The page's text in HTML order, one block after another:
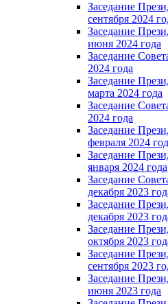
Заседание
сентября 2024
Заседание
июня 2024 года
Заседание
2024 года
Заседание
марта 2024 года
Заседание
2024 года
Заседание
февраля 2024
Заседание
января 2024 года
Заседание
декабря 2023
Заседание
декабря 2023
Заседание
октября 2023
Заседание
сентября 2023
Заседание
июня 2023 года